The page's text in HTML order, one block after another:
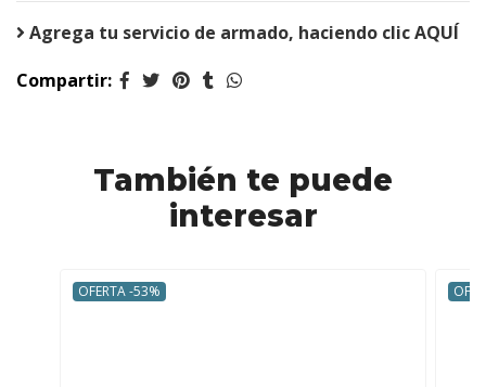
Agrega tu servicio de armado, haciendo clic AQUÍ
Compartir:
También te puede
interesar
OFERTA -53%